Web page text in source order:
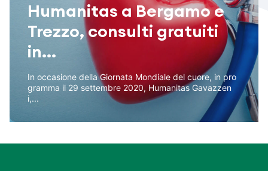
Humanitas a Bergamo e
Trezzo, consulti gratuiti
in...
In occasione della Giornata Mondiale del cuore, in pro
gramma il 29 settembre 2020, Humanitas Gavazzen
i,...